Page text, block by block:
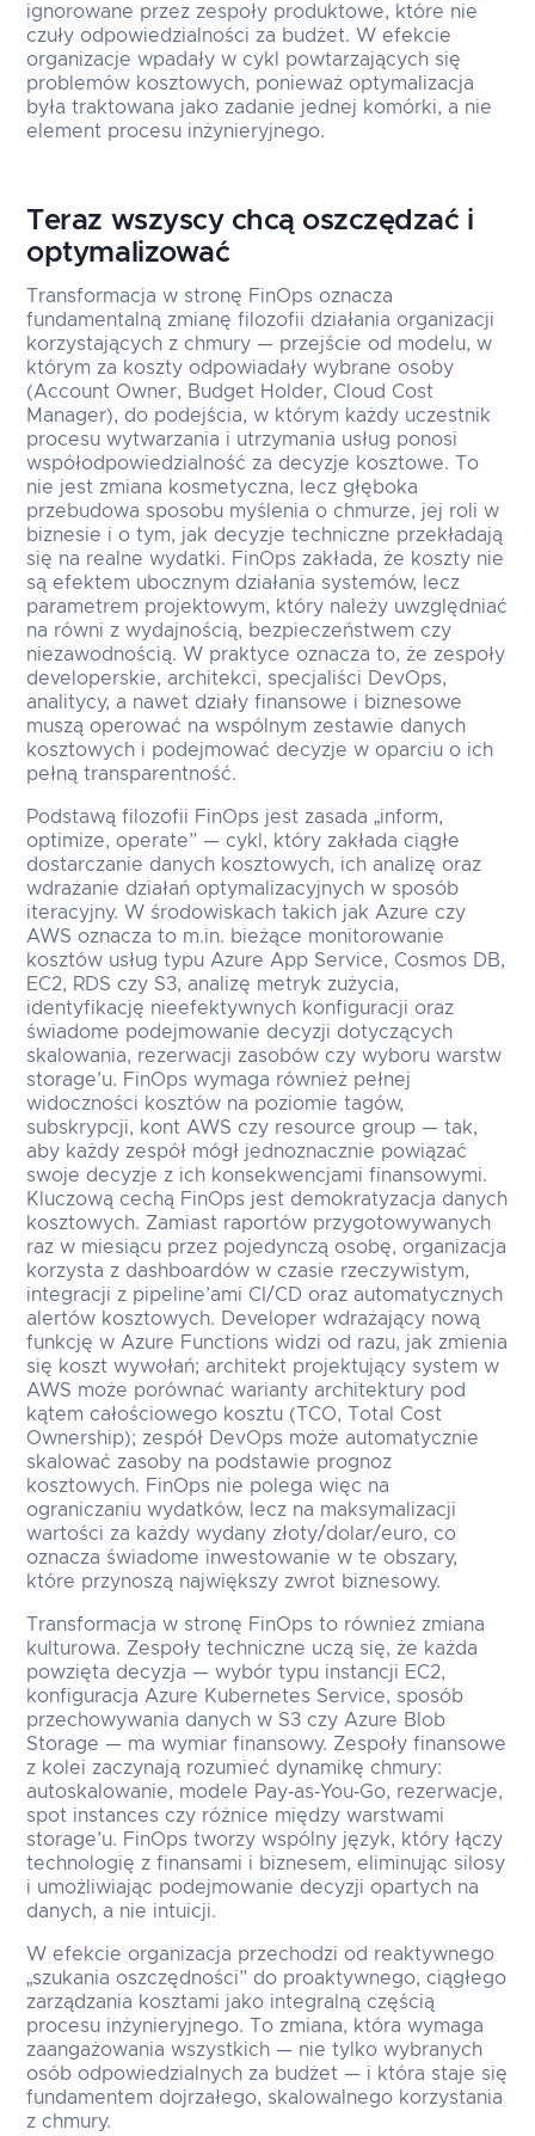
ignorowane przez zespoły produktowe, które nie
czuły odpowiedzialności za budżet. W efekcie
organizacje wpadały w cykl powtarzających się
problemów kosztowych, ponieważ optymalizacja
była traktowana jako zadanie jednej komórki, a nie
element procesu inżynieryjnego.
Teraz wszyscy chcą oszczędzać i
optymalizować
Transformacja w stronę FinOps oznacza
fundamentalną zmianę filozofii działania organizacji
korzystających z chmury — przejście od modelu, w
którym za koszty odpowiadały wybrane osoby
(Account Owner, Budget Holder, Cloud Cost
Manager), do podejścia, w którym każdy uczestnik
procesu wytwarzania i utrzymania usług ponosi
współodpowiedzialność za decyzje kosztowe. To
nie jest zmiana kosmetyczna, lecz głęboka
przebudowa sposobu myślenia o chmurze, jej roli w
biznesie i o tym, jak decyzje techniczne przekładają
się na realne wydatki. FinOps zakłada, że koszty nie
są efektem ubocznym działania systemów, lecz
parametrem projektowym, który należy uwzględniać
na równi z wydajnością, bezpieczeństwem czy
niezawodnością. W praktyce oznacza to, że zespoły
developerskie, architekci, specjaliści DevOps,
analitycy, a nawet działy finansowe i biznesowe
muszą operować na wspólnym zestawie danych
kosztowych i podejmować decyzje w oparciu o ich
pełną transparentność.
Podstawą filozofii FinOps jest zasada „inform,
optimize, operate” — cykl, który zakłada ciągłe
dostarczanie danych kosztowych, ich analizę oraz
wdrażanie działań optymalizacyjnych w sposób
iteracyjny. W środowiskach takich jak Azure czy
AWS oznacza to m.in. bieżące monitorowanie
kosztów usług typu Azure App Service, Cosmos DB,
EC2, RDS czy S3, analizę metryk zużycia,
identyfikację nieefektywnych konfiguracji oraz
świadome podejmowanie decyzji dotyczących
skalowania, rezerwacji zasobów czy wyboru warstw
storage’u. FinOps wymaga również pełnej
widoczności kosztów na poziomie tagów,
subskrypcji, kont AWS czy resource group — tak,
aby każdy zespół mógł jednoznacznie powiązać
swoje decyzje z ich konsekwencjami finansowymi.
Kluczową cechą FinOps jest demokratyzacja danych
kosztowych. Zamiast raportów przygotowywanych
raz w miesiącu przez pojedynczą osobę, organizacja
korzysta z dashboardów w czasie rzeczywistym,
integracji z pipeline’ami CI/CD oraz automatycznych
alertów kosztowych. Developer wdrażający nową
funkcję w Azure Functions widzi od razu, jak zmienia
się koszt wywołań; architekt projektujący system w
AWS może porównać warianty architektury pod
kątem całościowego kosztu (TCO, Total Cost
Ownership); zespół DevOps może automatycznie
skalować zasoby na podstawie prognoz
kosztowych. FinOps nie polega więc na
ograniczaniu wydatków, lecz na maksymalizacji
wartości za każdy wydany złoty/dolar/euro, co
oznacza świadome inwestowanie w te obszary,
które przynoszą największy zwrot biznesowy.
Transformacja w stronę FinOps to również zmiana
kulturowa. Zespoły techniczne uczą się, że każda
powzięta decyzja — wybór typu instancji EC2,
konfiguracja Azure Kubernetes Service, sposób
przechowywania danych w S3 czy Azure Blob
Storage — ma wymiar finansowy. Zespoły finansowe
z kolei zaczynają rozumieć dynamikę chmury:
autoskalowanie, modele Pay‑as‑You‑Go, rezerwacje,
spot instances czy różnice między warstwami
storage’u. FinOps tworzy wspólny język, który łączy
technologię z finansami i biznesem, eliminując silosy
i umożliwiając podejmowanie decyzji opartych na
danych, a nie intuicji.
W efekcie organizacja przechodzi od reaktywnego
„szukania oszczędności” do proaktywnego, ciągłego
zarządzania kosztami jako integralną częścią
procesu inżynieryjnego. To zmiana, która wymaga
zaangażowania wszystkich — nie tylko wybranych
osób odpowiedzialnych za budżet — i która staje się
fundamentem dojrzałego, skalowalnego korzystania
z chmury.